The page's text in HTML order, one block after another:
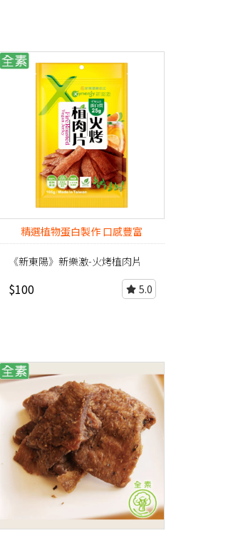
精選植物蛋白製作 口感豐富
《新東陽》新樂激-火烤植肉片
$100 5.0